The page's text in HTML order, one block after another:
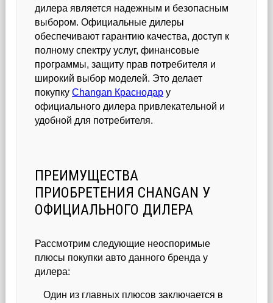
дилера является надежным и безопасным
выбором. Официальные дилеры
обеспечивают гарантию качества, доступ к
полному спектру услуг, финансовые
программы, защиту прав потребителя и
широкий выбор моделей. Это делает
покупкуChangan Краснодар у
официального дилера привлекательной и
удобной для потребителя.
ПРЕИМУЩЕСТВА
ПРИОБРЕТЕНИЯ CHANGAN У
ОФИЦИАЛЬНОГО ДИЛЕРА
Рассмотрим следующие неоспоримые
плюсы покупки авто данного бренда у
дилера:
Один из главных плюсов заключается в